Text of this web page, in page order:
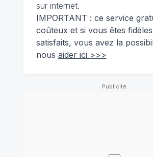
sur internet.
IMPORTANT : ce service
coûteux et si vous êtes
satisfaits, vous avez la
nous aider ici >>>